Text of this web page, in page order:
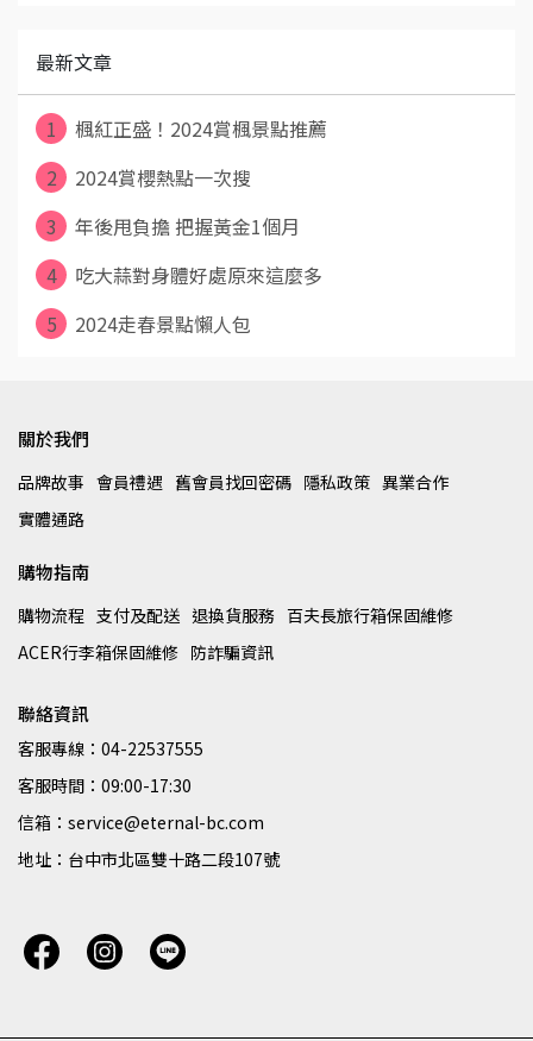
最新文章
1
楓紅正盛！2024賞楓景點推薦
2
2024賞櫻熱點一次搜
3
年後甩負擔 把握黃金1個月
4
吃大蒜對身體好處原來這麼多
5
2024走春景點懶人包
關於我們
品牌故事 會員禮遇 舊會員找回密碼 隱私政策 異業合作
實體通路
購物指南
購物流程 支付及配送 退換貨服務 百夫長旅行箱保固維修
ACER行李箱保固維修 防詐騙資訊
聯絡資訊
客服專線：04-22537555
客服時間：09:00-17:30
信箱：service@eternal-bc.com
地址：台中市北區雙十路二段107號